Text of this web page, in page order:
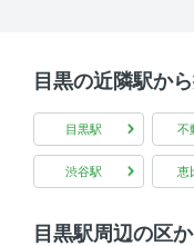
目黒の近隣駅か
目黒駅 不
渋谷駅 恵
目黒駅周辺の区